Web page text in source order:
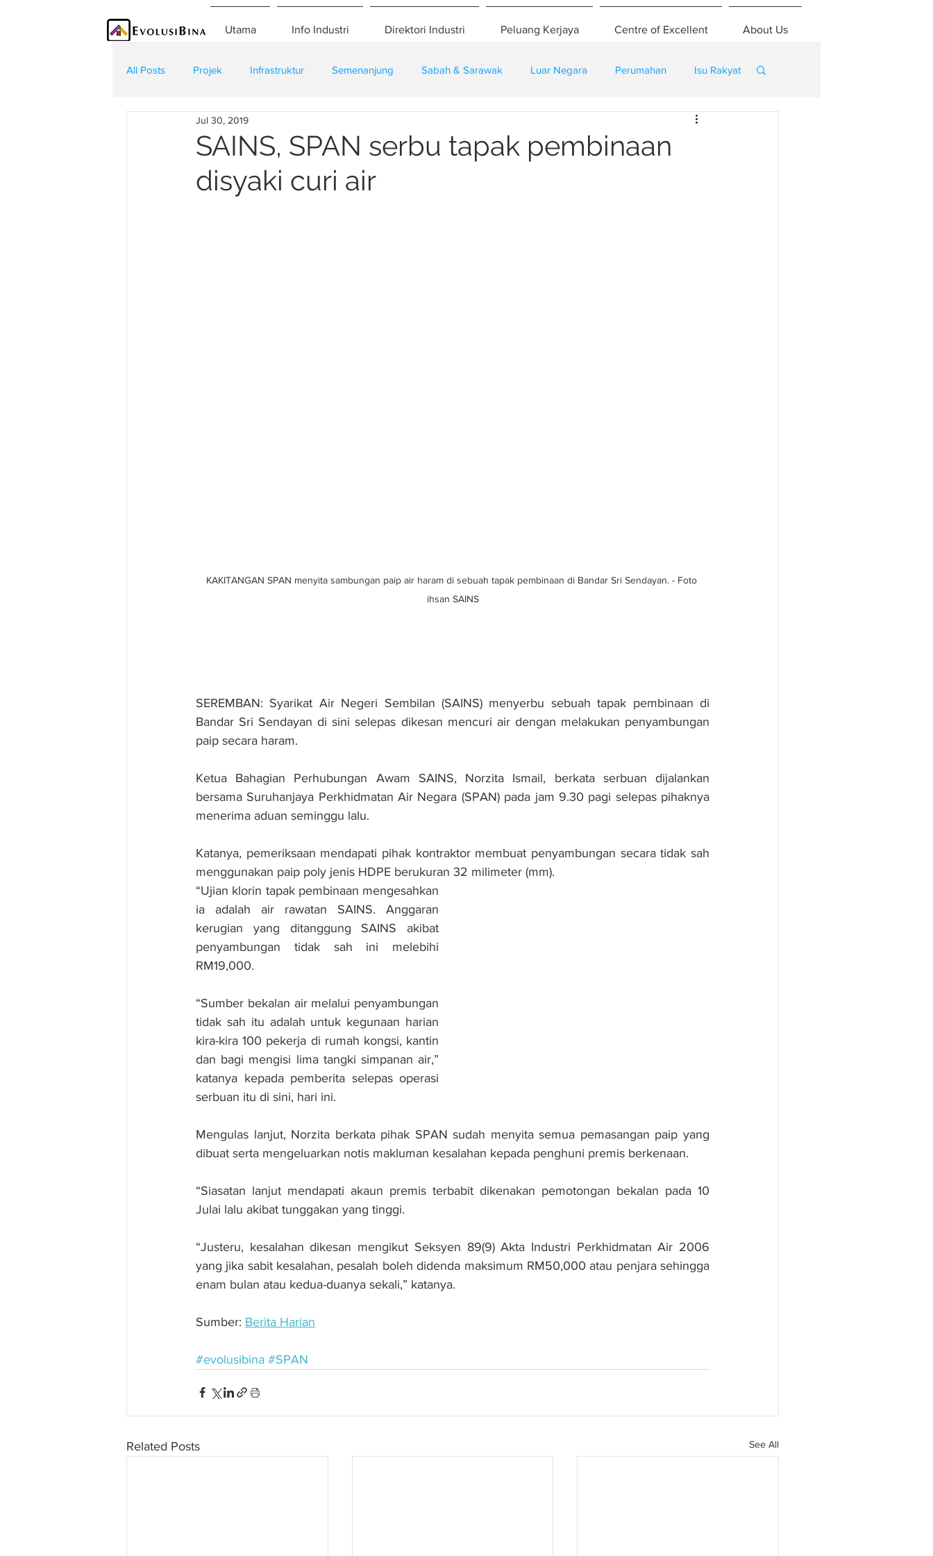
Utama Info Industri Direktori Industri Peluang Kerjaya Centre of Excellent About Us
All Posts Projek Infrastruktur Semenanjung Sabah & Sarawak Luar Negara Perumahan Isu Rakyat
Teknologi Kontraktor
SAINS, SPAN serbu tapak pembinaan
disyaki curi air
Jul 30, 2019
KAKITANGAN SPAN menyita sambungan paip air haram di sebuah tapak pembinaan di Bandar Sri Sendayan. - Foto
ihsan SAINS
SEREMBAN: Syarikat Air Negeri Sembilan (SAINS) menyerbu sebuah tapak pembinaan di
Bandar Sri Sendayan di sini selepas dikesan mencuri air dengan melakukan penyambungan
paip secara haram.
Ketua Bahagian Perhubungan Awam SAINS, Norzita Ismail, berkata serbuan dijalankan
bersama Suruhanjaya Perkhidmatan Air Negara (SPAN) pada jam 9.30 pagi selepas pihaknya
menerima aduan seminggu lalu.
Katanya, pemeriksaan mendapati pihak kontraktor membuat penyambungan secara tidak sah
menggunakan paip poly jenis HDPE berukuran 32 milimeter (mm).
“Ujian klorin tapak pembinaan mengesahkan
ia adalah air rawatan SAINS. Anggaran
kerugian yang ditanggung SAINS akibat
penyambungan tidak sah ini melebihi
RM19,000.
“Sumber bekalan air melalui penyambungan
tidak sah itu adalah untuk kegunaan harian
kira-kira 100 pekerja di rumah kongsi, kantin
dan bagi mengisi lima tangki simpanan air,”
katanya kepada pemberita selepas operasi
serbuan itu di sini, hari ini.
Mengulas lanjut, Norzita berkata pihak SPAN sudah menyita semua pemasangan paip yang
dibuat serta mengeluarkan notis makluman kesalahan kepada penghuni premis berkenaan.
“Siasatan lanjut mendapati akaun premis terbabit dikenakan pemotongan bekalan pada 10
Julai lalu akibat tunggakan yang tinggi.
“Justeru, kesalahan dikesan mengikut Seksyen 89(9) Akta Industri Perkhidmatan Air 2006
yang jika sabit kesalahan, pesalah boleh didenda maksimum RM50,000 atau penjara sehingga
enam bulan atau kedua-duanya sekali,” katanya.
Sumber: Berita Harian
#evolusibina #SPAN
Related Posts See All